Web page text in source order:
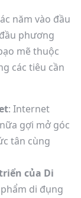
năm vào đầu
phương
mẽ thuộc
các tiêu cần
: Internet
gợi mở góc
tân cùng
của Di
di đụng